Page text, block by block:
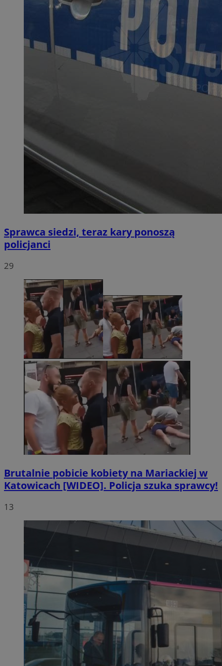
Sprawca siedzi, teraz kary ponoszą
policjanci
29
Brutalnie pobicie kobiety na Mariackiej w
Katowicach [WIDEO]. Policja szuka sprawcy!
13